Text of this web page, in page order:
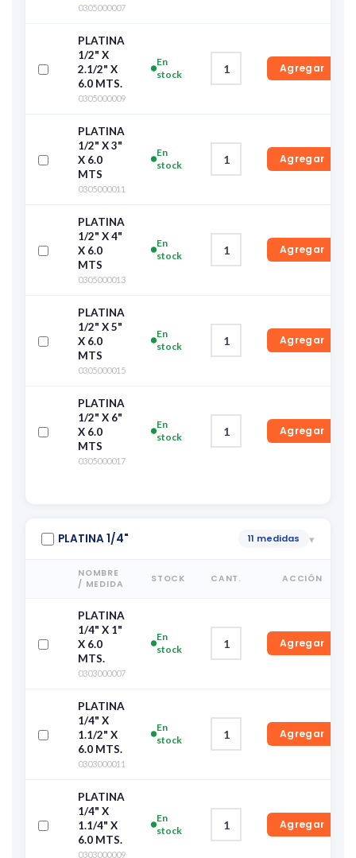
0305000007
PLATINA
1/2" X
2.1/2" X
6.0 MTS.
0305000009
En
stock
Agregar
PLATINA
1/2" X 3"
X 6.0
MTS
0305000011
En
stock
Agregar
PLATINA
1/2" X 4"
X 6.0
MTS
0305000013
En
stock
Agregar
PLATINA
1/2" X 5"
X 6.0
MTS
0305000015
En
stock
Agregar
PLATINA
1/2" X 6"
X 6.0
MTS
0305000017
En
stock
Agregar
PLATINA 1/4" 11 medidas ▾
NOMBRE
/ MEDIDA
STOCK CANT. ACCIÓN
PLATINA
1/4" X 1"
X 6.0
MTS.
0303000007
En
stock
Agregar
PLATINA
1/4" X
1.1/2" X
6.0 MTS.
0303000011
En
stock
Agregar
PLATINA
1/4" X
1.1/4" X
6.0 MTS.
0303000009
En
stock
Agregar